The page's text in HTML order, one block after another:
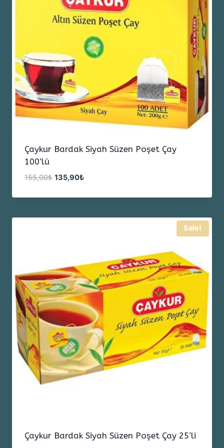
Çaykur Bardak Siyah Süzen Poşet Çay
100’lü
155,00₺ Orijinal
155,00₺.
135,90₺Şu
fiyat:
Sale!
Çaykur Bardak Siyah Süzen Poşet Çay 25’li